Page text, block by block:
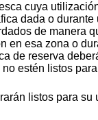
cuya
dada o durante
de manera
en esa zona o
de reserva
estén listos
listos para su